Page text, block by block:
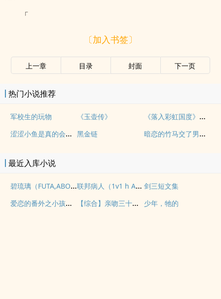
「
〔加入书签〕
上一章 目录 封面 下一页
热门小说推荐
军校生的玩物 《玉壶传》
《落入彩虹国度》穿越+西幻+言情
涩涩小鱼是真的会被干透 黑金链 暗恋的竹马交了男朋友（bg，弯掰直，1v2）
最近入库小说
碧琉璃（FUTA,ABO） 联邦病人（1v1 h ABO） 剑三短文集
爱恋的番外之小孩的日常 【综合】亲吻三十题系列 少年，牠的